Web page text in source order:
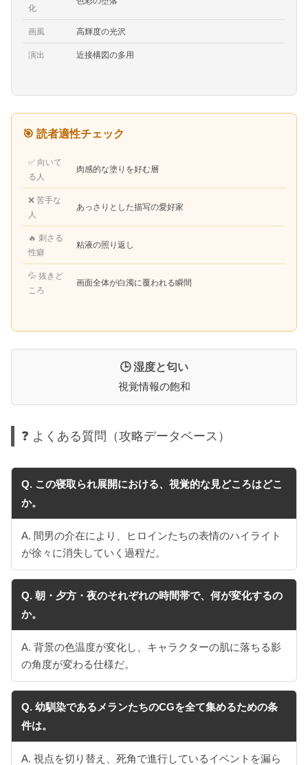
化
画風 高輝度の光沢
演出 近接構図の多用
🎯 読者適性チェック
✅ 向いて
る人
肉感的な塗りを好む層
❌ 苦手な
人
あっさりとした描写の愛好家
🔥 刺さる
性癖
粘液の照り返し
💦 抜きど
ころ
画面全体が白濁に覆われる瞬間
🕒 湿度と匂い
視覚情報の飽和
❓ よくある質問（攻略データベース）
Q. この寝取られ展開における、視覚的な見どころはどこ
か。
A. 間男の介在により、ヒロインたちの表情のハイライト
が徐々に消失していく過程だ。
Q. 朝・夕方・夜のそれぞれの時間帯で、何が変化するの
か。
A. 背景の色温度が変化し、キャラクターの肌に落ちる影
の角度が変わる仕様だ。
Q. 幼馴染であるメランたちのCGを全て集めるための条
件は。
A. 視点を切り替え、死角で進行しているイベントを漏ら